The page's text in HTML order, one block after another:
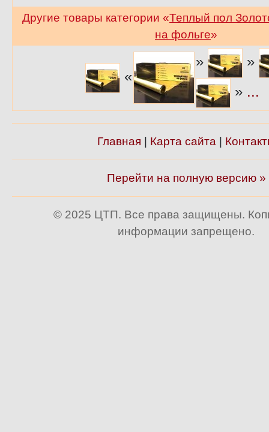
Другие товары категории «Теплый пол
на фольге»
«
»
»
» ...
Главная Карта сайта
Перейти на полную версию »
© 2025 ЦТП. Все права защищены.
информации запрещено.